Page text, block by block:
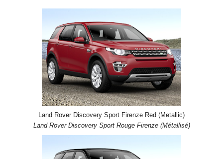
Land Rover Discovery Sport Firenze Red (Metallic)
Land Rover Discovery Sport Rouge Firenze (Métallisé)